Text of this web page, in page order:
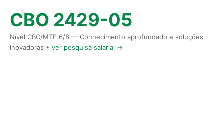
CBO 2429-05
Nível CBO/MTE 6/8 — Conhecimento aprofundado e soluções
inovadoras • Ver pesquisa salarial →